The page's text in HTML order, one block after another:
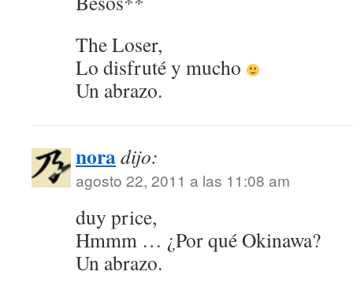
The Loser,
Lo disfruté y mucho
Un abrazo.
noradijo:
agosto 22, 2011 a las 11:08 am
duy price,
Hmmm … ¿Por qué Okinawa?
Un abrazo.